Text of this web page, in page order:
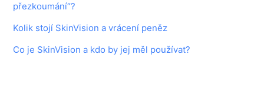
přezkoumání“?
Kolik stojí SkinVision a vrácení peněz
Co je SkinVision a kdo by jej měl používat?